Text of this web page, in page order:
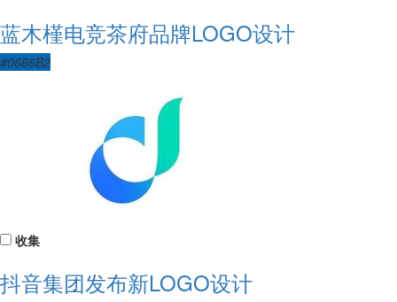
蓝木槿电竞茶府品牌LOGO设计
#0666B2
收集
抖音集团发布新LOGO设计